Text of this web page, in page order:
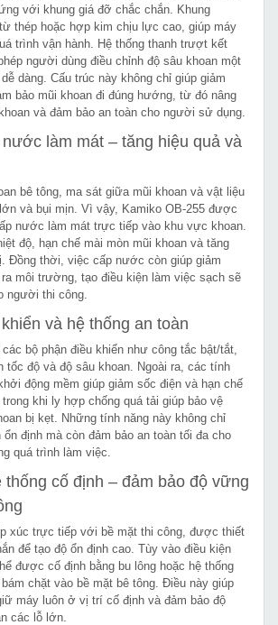
với khung giá đỡ chắc chắn. Khung
thép hoặc hợp kim chịu lực cao, giúp máy
trình vận hành. Hệ thống thanh trượt kết
người dùng điều chỉnh độ sâu khoan một
dàng. Cấu trúc này không chỉ giúp giảm
bảo mũi khoan đi đúng hướng, từ đó nâng
và đảm bảo an toàn cho người sử dụng.
làm mát – tăng hiệu quả và
bê tông, ma sát giữa mũi khoan và vật liệu
và bụi mịn. Vì vậy, Kamiko OB-255 được
nước làm mát trực tiếp vào khu vực khoan.
độ, hạn chế mài mòn mũi khoan và tăng
Đồng thời, việc cấp nước còn giúp giảm
môi trường, tạo điều kiện làm việc sạch sẽ
người thi công.
và hệ thống an toàn
bộ phận điều khiển như công tắc bật/tắt,
tốc độ và độ sâu khoan. Ngoài ra, các tính
động mềm giúp giảm sốc điện và hạn chế
khi ly hợp chống quá tải giúp bảo vệ
bị kẹt. Những tính năng này không chỉ
ổn định mà còn đảm bảo an toàn tối đa cho
quá trình làm việc.
cố định – đảm bảo độ vững
xúc trực tiếp với bề mặt thi công, được thiết
để tạo độ ổn định cao. Tùy vào điều kiện
được cố định bằng bu lông hoặc hệ thống
chặt vào bề mặt bê tông. Điều này giúp
máy luôn ở vị trí cố định và đảm bảo độ
các lỗ lớn.